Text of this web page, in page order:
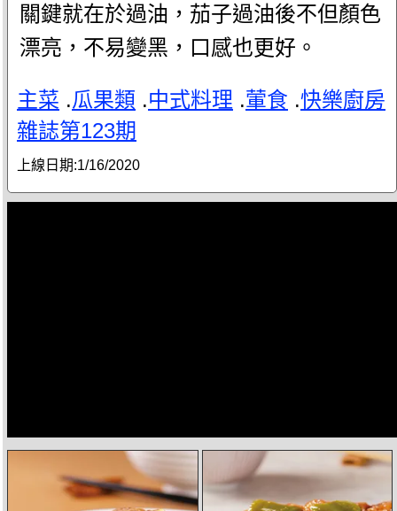
關鍵就在於過油，茄子過油後不但顏色
漂亮，不易變黑，口感也更好。
主菜 .瓜果類 .中式料理 .葷食 .快樂廚房
雜誌第123期
上線日期:1/16/2020